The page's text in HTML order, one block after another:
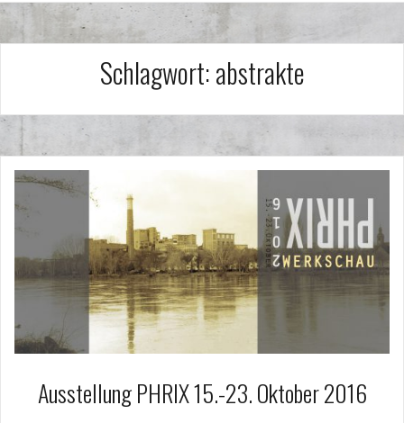
Schlagwort:abstrakte
Ausstellung PHRIX 15.-23. Oktober 2016